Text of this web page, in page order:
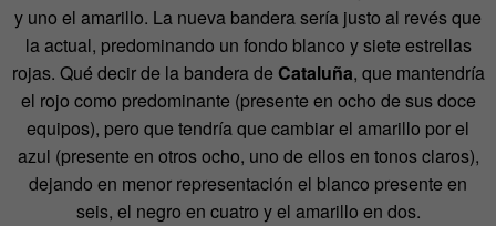
y uno el amarillo. La nueva bandera sería justo al revés que
la actual, predominando un fondo blanco y siete estrellas
rojas. Qué decir de la bandera de Cataluña, que mantendría
el rojo como predominante (presente en ocho de sus doce
equipos), pero que tendría que cambiar el amarillo por el
azul (presente en otros ocho, uno de ellos en tonos claros),
dejando en menor representación el blanco presente en
seis, el negro en cuatro y el amarillo en dos.